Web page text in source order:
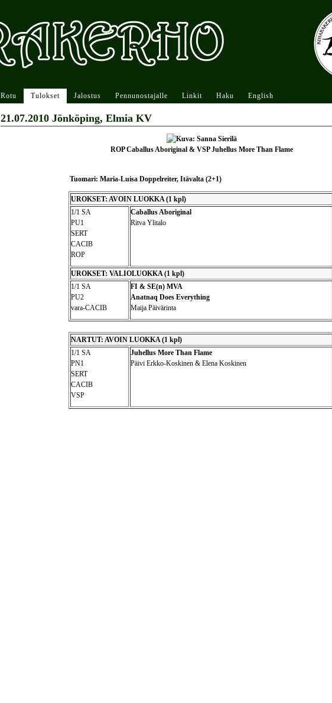
Rotu Tulokset Jalostus Pennunostajalle Linkit Haku English
21.07.2010 Jönköping, Elmia KV
ROP Caballus Aboriginal & VSP Juhellus More Than Flame
Tuomari: Maria-Luisa Doppelreiter, Itävalta (2+1)
UROKSET: AVOIN LUOKKA (1 kpl)
1/1 SA
PU1
SERT
CACIB
ROP
Caballus Aboriginal
Ritva Ylitalo
UROKSET: VALIOLUOKKA (1 kpl)
1/1 SA
PU2
vara-CACIB
FI & SE(n) MVA
Anatnaq Does Everything
Maija Päivärinta
NARTUT: AVOIN LUOKKA (1 kpl)
1/1 SA
PN1
SERT
CACIB
VSP
Juhellus More Than Flame
Päivi Erkko-Koskinen & Elena Koskinen